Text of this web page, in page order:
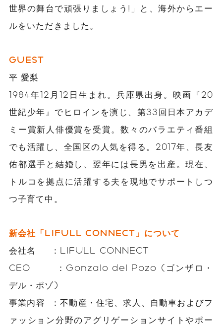
世界の舞台で頑張りましょう!」と、海外からエー
ルをいただきました。
GUEST
平 愛梨
1984年12月12日生まれ。兵庫県出身。映画『20
世紀少年』でヒロインを演じ、第33回日本アカデ
ミー賞新人俳優賞を受賞。数々のバラエティ番組
でも活躍し、全国区の人気を得る。2017年、長友
佑都選手と結婚し、翌年には長男を出産。現在、
トルコを拠点に活躍する夫を現地でサポートしつ
つ子育て中。
新会社「LIFULL CONNECT」について
会社名 ：LIFULL CONNECT
CEO ：Gonzalo del Pozo (ゴンザロ・
デル・ポゾ)
事業内容 ：不動産・住宅、求人、自動車およびフ
ァッション分野のアグリゲーションサイトやポー